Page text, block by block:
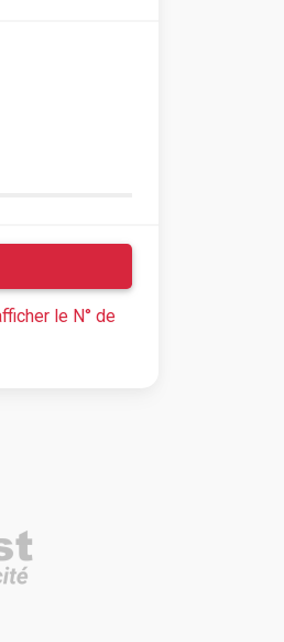
le N° de